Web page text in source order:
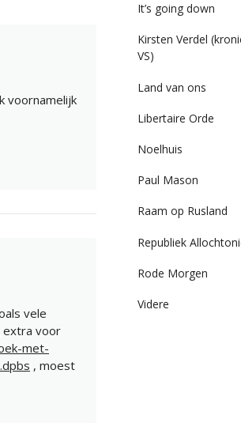
voornamelijk
vele
extra voor
met-
, moest
It’s going down
Kirsten Verdel
VS)
Land van ons
Libertaire Orde
Noelhuis
Paul Mason
Raam op Rusland
Republiek
Rode Morgen
Videre